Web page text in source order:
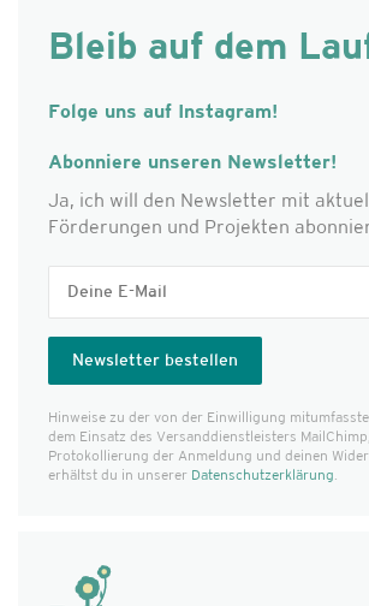
Bleib auf dem
Folge uns auf Instagram!
Abonniere unseren Newsletter!
Ja, ich will den Newsletter mit
Förderungen und Projekten
Hinweise zu der von der Einwilligung
dem Einsatz des Versanddienst­leisters
Protokollierung der Anmeldung und deinen
erhältst du in unserer Datenschutzerklärung.